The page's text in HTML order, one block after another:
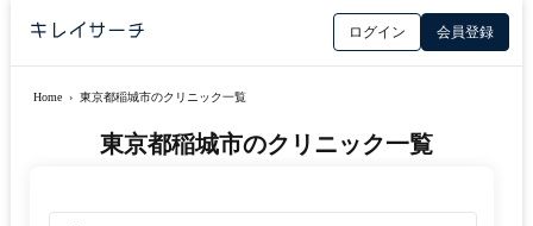
ログイン 会員登録
Home › 東京都稲城市のクリニック一覧
東京都稲城市のクリニック一覧